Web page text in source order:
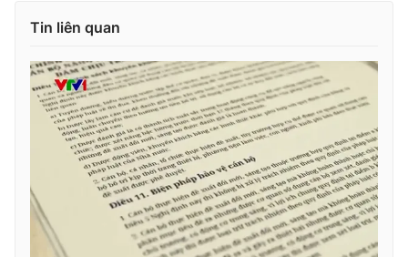
VTV Money
VTV Sức khoẻ Bất động sản
Thị trường 24h Tấm lòng Việt
VTV4 Vươn mình bằng AI
VTV9 VTV8
Tin liên quan